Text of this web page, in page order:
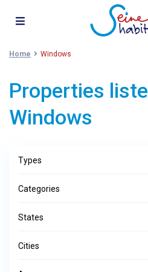
Home Windows
Properties
Windows
Types
Categories
States
Cities